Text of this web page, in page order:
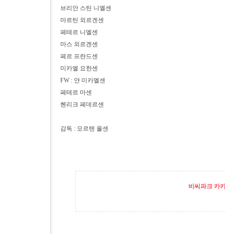
브리안 스틴 니엘센
마르틴 외르겐센
페테르 니엘센
마스 외르겐센
페르 프란드센
미카엘 요한센
FW : 얀 미카엘센
페테르 마센
헨리크 페데르센
감독 : 모르텐 올센
비씨파크 카